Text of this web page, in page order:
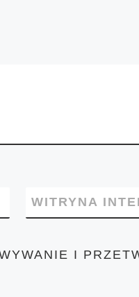
WITRYNA
I